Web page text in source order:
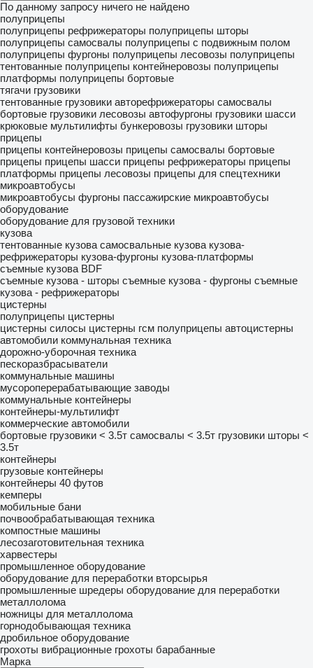
По данному запросу ничего не найдено
полуприцепы
полуприцепы рефрижераторы полуприцепы шторы
полуприцепы самосвалы полуприцепы с подвижным полом
полуприцепы фургоны полуприцепы лесовозы полуприцепы
тентованные полуприцепы контейнеровозы полуприцепы
платформы полуприцепы бортовые
тягачи грузовики
тентованные грузовики авторефрижераторы самосвалы
бортовые грузовики лесовозы автофургоны грузовики шасси
крюковые мультилифты бункеровозы грузовики шторы
прицепы
прицепы контейнеровозы прицепы самосвалы бортовые
прицепы прицепы шасси прицепы рефрижераторы прицепы
платформы прицепы лесовозы прицепы для спецтехники
микроавтобусы
микроавтобусы фургоны пассажирские микроавтобусы
оборудование
оборудование для грузовой техники
кузова
тентованные кузова самосвальные кузова кузова-
рефрижераторы кузова-фургоны кузова-платформы
съемные кузова BDF
съемные кузова - шторы съемные кузова - фургоны съемные
кузова - рефрижераторы
цистерны
полуприцепы цистерны
цистерны силосы цистерны гсм полуприцепы автоцистерны
автомобили коммунальная техника
дорожно-уборочная техника
пескоразбрасыватели
коммунальные машины
мусороперерабатывающие заводы
коммунальные контейнеры
контейнеры-мультилифт
коммерческие автомобили
бортовые грузовики < 3.5т самосвалы < 3.5т грузовики шторы <
3.5т
контейнеры
грузовые контейнеры
контейнеры 40 футов
кемперы
мобильные бани
почвообрабатывающая техника
компостные машины
лесозаготовительная техника
харвестеры
промышленное оборудование
оборудование для переработки вторсырья
промышленные шредеры оборудование для переработки
металлолома
ножницы для металлолома
горнодобывающая техника
дробильное оборудование
грохоты вибрационные грохоты барабанные
Марка